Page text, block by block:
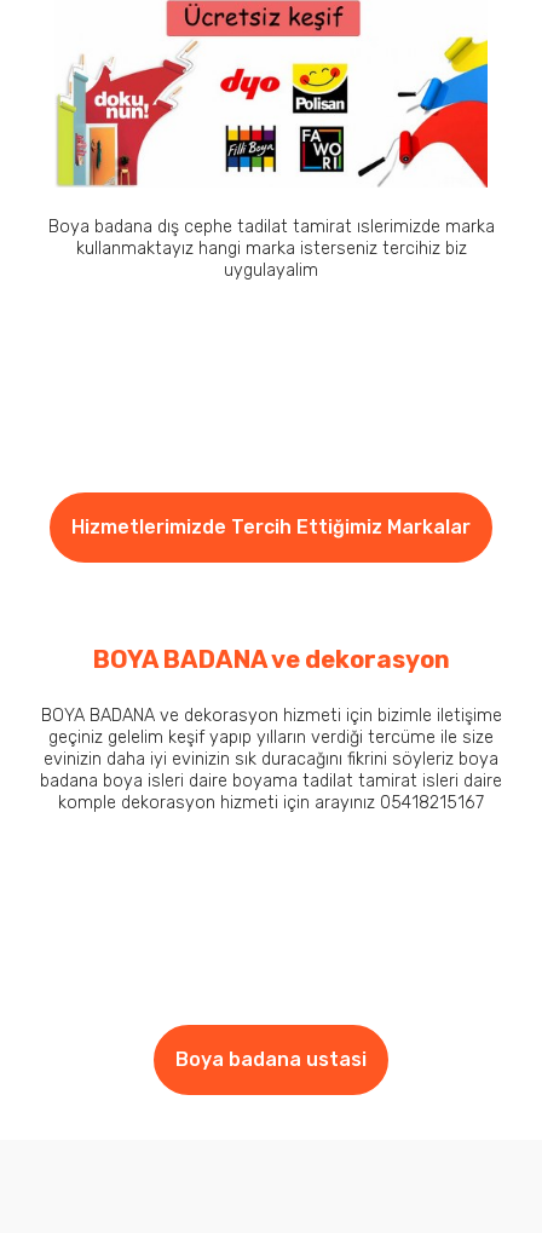
Boya badana dış cephe tadilat tamirat ıslerimizde marka
kullanmaktayız hangi marka isterseniz tercihiz biz
uygulayalim
Hizmetlerimizde Tercih Ettiğimiz Markalar
BOYA BADANA ve dekorasyon
BOYA BADANA ve dekorasyon hizmeti için bizimle iletişime
geçiniz gelelim keşif yapıp yılların verdiği tercüme ile size
evinizin daha iyi evinizin sık duracağını fikrini söyleriz boya
badana boya isleri daire boyama tadilat tamirat isleri daire
komple dekorasyon hizmeti için arayınız 05418215167
Boya badana ustasi